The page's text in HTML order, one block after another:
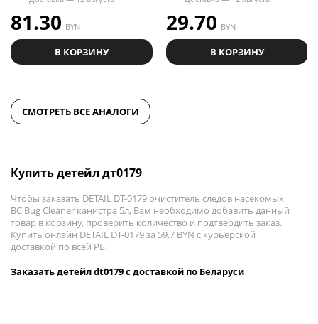
81.30 BYN
В КОРЗИНУ
29.70 BYN
В КОРЗИНУ
СМОТРЕТЬ ВСЕ АНАЛОГИ
Купить детейл дт0179
Чтобы заказать DETAIL DT-0179 очиститель следов насекомых
BC Bug Cleaner канистра 5л, Вам необходимо добавить данный
товар в корзину, проверить количество и подтвердить заказ.
Купить онлайн DETAIL DT-0179 за 59.7 BYN с курьерской
доставкой по всей РБ.
Заказать детейл dt0179 с доставкой по Беларуси